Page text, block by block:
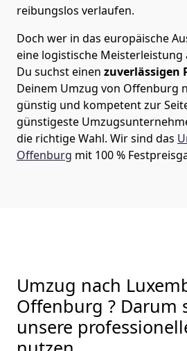
reibungslos verlaufen.
Doch wer in das europäische
eine logistische Meisterleistung
Du suchst einen zuverlässigen
Deinem Umzug von Offenburg
günstig und kompetent zur
günstigeste
die richtige Wahl. Wir sind das
Offenburg mit 100 %
Umzug nach
Offenburg ? Darum
unsere